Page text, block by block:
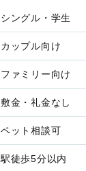
シングル・学生
カップル向け
ファミリー向け
敷金・礼金なし
ペット相談可
駅徒歩5分以内